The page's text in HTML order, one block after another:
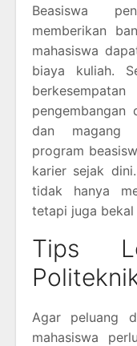
Beasiswa
memberikan
mahasiswa
biaya kuliah.
dan magang
program
karier sejak
tidak hanya
tetapi juga
Tips
Agar peluang
mahasiswa